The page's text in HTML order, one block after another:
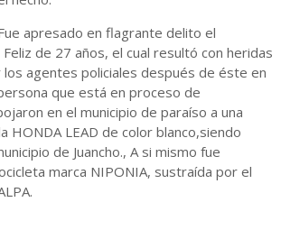
Fue apresado en flagrante delito el
de 27 años, el cual resultó con heridas
agentes policiales después de éste en
que está en proceso de
en el municipio de paraíso a una
HONDA LEAD de color blanco,siendo
de Juancho., A si mismo fue
marca NIPONIA, sustraída por el